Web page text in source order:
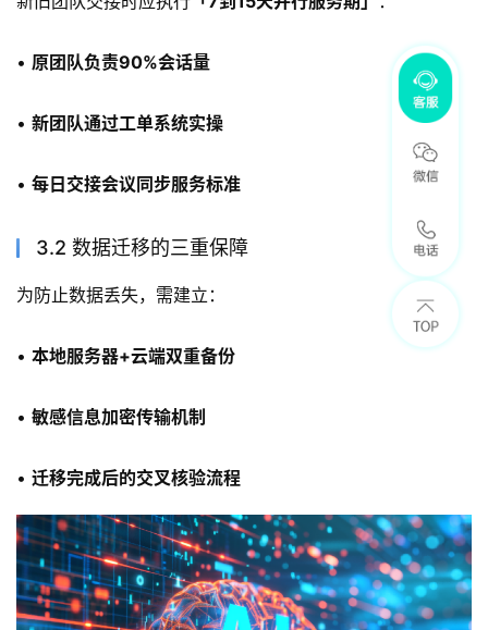
• 原团队负责90%会话量
• 新团队通过工单系统实操
• 每日交接会议同步服务标准
3.2 数据迁移的三重保障
为防止数据丢失，需建立：
• 本地服务器+云端双重备份
• 敏感信息加密传输机制
• 迁移完成后的交叉核验流程